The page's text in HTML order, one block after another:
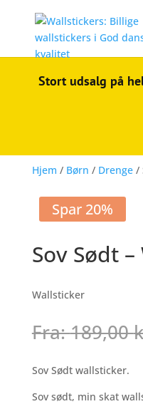
Stort udsalg på
Hjem / Børn / Drenge/
Spar 20%
Sov Sødt
Wallsticker
Fra:189,00
Sov Sødt wallsticker.
Sov sødt, min skat